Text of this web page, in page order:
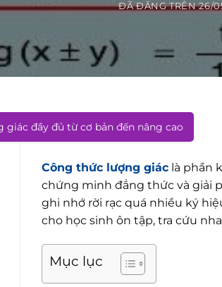
ĐÃ ĐĂNG TRÊN26/
giác đầy đủ từ cơ bản đến nâng cao
Công thức lượng giác là phần
chứng minh đẳng thức và giải
ghi nhớ rời rạc quá nhiều ký
cho học sinh ôn tập, tra cứu
Mục lục